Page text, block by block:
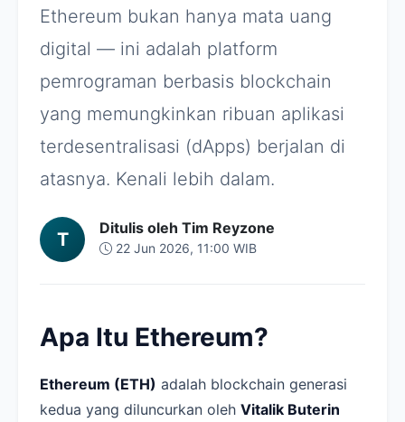
Ethereum bukan hanya mata uang
digital — ini adalah platform
pemrograman berbasis blockchain
yang memungkinkan ribuan aplikasi
terdesentralisasi (dApps) berjalan di
atasnya. Kenali lebih dalam.
T
Ditulis oleh Tim Reyzone
22 Jun 2026, 11:00 WIB
Apa Itu Ethereum?
Ethereum (ETH) adalah blockchain generasi
kedua yang diluncurkan oleh Vitalik Buterin